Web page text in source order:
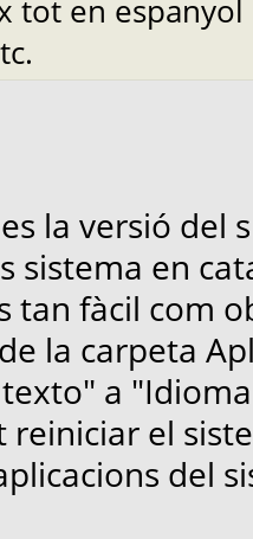
tot en
la versió del
sistema en
tan fàcil com
la carpeta
a
reiniciar el
del